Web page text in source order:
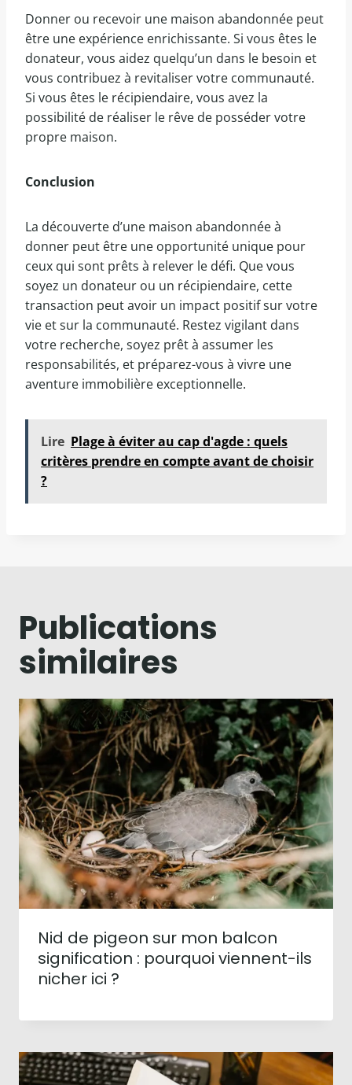
Donner ou recevoir une maison abandonnée peut
être une expérience enrichissante. Si vous êtes le
donateur, vous aidez quelqu’un dans le besoin et
vous contribuez à revitaliser votre communauté.
Si vous êtes le récipiendaire, vous avez la
possibilité de réaliser le rêve de posséder votre
propre maison.
Conclusion
La découverte d’une maison abandonnée à
donner peut être une opportunité unique pour
ceux qui sont prêts à relever le défi. Que vous
soyez un donateur ou un récipiendaire, cette
transaction peut avoir un impact positif sur votre
vie et sur la communauté. Restez vigilant dans
votre recherche, soyez prêt à assumer les
responsabilités, et préparez-vous à vivre une
aventure immobilière exceptionnelle.
Lire Plage à éviter au cap d'agde : quels
critères prendre en compte avant de choisir
?
Publications
similaires
Nid de pigeon sur mon balcon
signification : pourquoi viennent-ils
nicher ici ?